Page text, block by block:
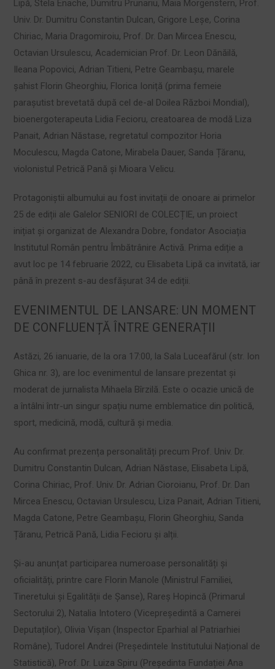
Lipă, Stela Enache, Dumitru Prunariu, Maia Morgenstern, Prof.
Univ. Dr. Dumitru Constantin Dulcan, Grigore Leșe, Corina
Chiriac, Maria Dragomiroiu, Prof. Dr. Dan Mircea Enescu,
Octavian Ursulescu, Academician Prof. Dr. Leon Dănăilă,
Ileana Popovici, Adrian Titieni, Petre Geambașu, marele
șahist Florin Gheorghiu, Florica Ioniță (prima femeie
parașutist brevetată după cel de-al Doilea Război Mondial),
bioenergoterapeuta Lidia Fecioru, creatoarea de modă Liza
Panait, Adrian Năstase, regretatul compozitor Horia
Moculescu, Magda Catone, Mirabela Dauer, Sanda Țăranu,
violonistul Petrică Pană și Mioara Velicu.
Protagoniștii albumului au fost invitații de onoare ai primelor
25 de ediții ale Galelor SENIORI de COLECȚIE, un proiect
inițiat și organizat de Alexandra Dobre, fondator Asociația
Institutul Român pentru Îmbătrânire Activă. Prima ediție a
avut loc pe 14 februarie 2022, cu Elisabeta Lipă ca invitată, iar
până în prezent s-au desfășurat 34 de ediții.
EVENIMENTUL DE LANSARE: UN MOMENT
DE CONFLUENȚĂ ÎNTRE GENERAȚII
Astăzi, 26 ianuarie, de la ora 17:00, la Sala Luceafărul (str. Ion
Ghica nr. 3), are loc evenimentul de lansare prezentat și
moderat de jurnalista Mihaela Bîrzilă. Este o ocazie unică de
a întâlni într-un singur spațiu nume emblematice din politică,
sport, medicină, modă, cultură și media.
Au confirmat prezența personalități precum Prof. Univ. Dr.
Dumitru Constantin Dulcan, Adrian Năstase, Elisabeta Lipă,
Corina Chiriac, Prof. Univ. Dr. Adrian Cioroianu, Prof. Dr. Dan
Mircea Enescu, Octavian Ursulescu, Liza Panait, Adrian Titieni,
Magda Catone, Petre Geambașu, Florin Gheorghiu, Sanda
Țăranu, Petrică Pană, Lidia Fecioru și alții.
Și-au anunțat participarea numeroase personalități și
oficialități, printre care Florin Manole (Ministrul Familiei,
Tineretului și Egalității de Șanse), Rareș Hopincă (Primarul
Sectorului 2), Natalia Intotero (Vicepreședintă a Camerei
Deputaților), Olivia Vișan (Inspector Eparhial al Patriarhiei
Române), Tudorel Andrei (Președintele Institutului Național de
Statistică), Prof. Dr. Luiza Spiru (Președinta Fundației Ana